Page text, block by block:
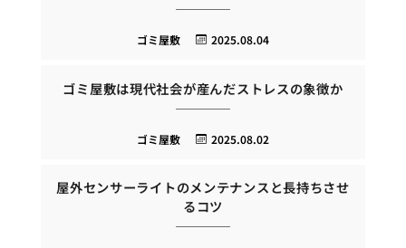
2025.08.04
ゴミ屋敷
ゴミ屋敷は現代社会が産んだストレスの象徴か
2025.08.02
ゴミ屋敷
屋外センサーライトのメンテナンスと長持ちさせ
るコツ